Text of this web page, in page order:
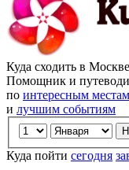
Куда сходить в
Помощник и
по интересным местам
и лучшим событиям
Куда пойти сегодня